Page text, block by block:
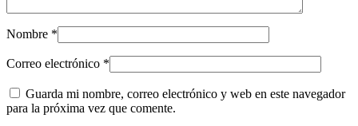
Nombre *
Correo electrónico *
Guarda mi nombre, correo electrónico y web en este navegador
para la próxima vez que comente.